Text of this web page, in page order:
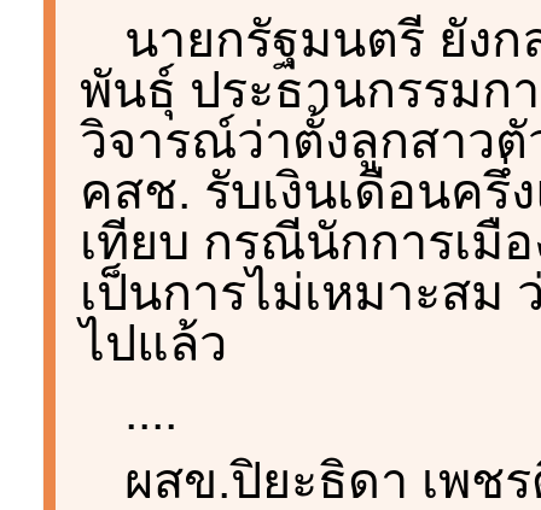
นายกรัฐมนตรี ยัง
พันธุ์ ประธานกรรมก
วิจารณ์ว่าตั้งลูกสาวตั
คสช. รับเงินเดือนครึ่
เทียบ กรณีนักการเมื
เป็นการไม่เหมาะสม
ไปแล้ว
....
ผสข.ปิยะธิดา เพช